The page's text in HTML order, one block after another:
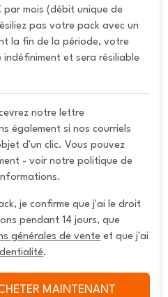
par mois (débit unique de
pas votre pack avec un
la fin de la période, votre
et sera résiliable
notre lettre
également si nos courriels
d'un clic. Vous pouvez
- voir notre politique de
je confirme que j'ai le droit
pendant 14 jours, que
générales de vente et que j'ai
.
MAINTENANT